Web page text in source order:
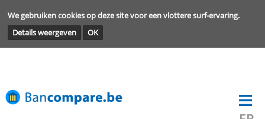
We gebruiken cookies op deze site voor een vlottere surf-
Details weergeven
OK